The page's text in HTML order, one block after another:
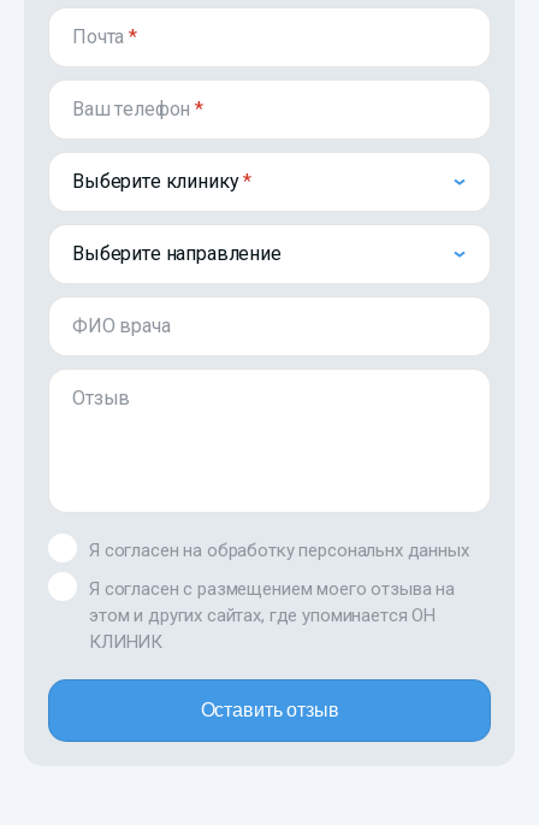
Почта*
Ваш телефон*
Выберите клинику
Выберите направление
ФИО врача
Отзыв
Я согласен на обработку персональнх данных
Я согласен с размещением моего отзыва на
этом и других сайтах, где упоминается ОН
КЛИНИК
Оставить отзыв